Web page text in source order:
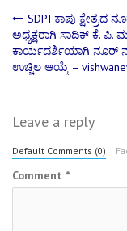
Post
SDPI ಕಾಪು ಕ್ಷೇತ್ರದ
ಅಧ್ಯಕ್ಷರಾಗಿ ಸಾದಿಕ್ ಕೆ. ಪಿ.
ಕಾರ್ಯದರ್ಶಿಯಾಗಿ ನೂರ್
ಉಚ್ಚಿಲ ಆಯ್ಕೆ –
Leave a reply
Default Comments (0)
Comment *